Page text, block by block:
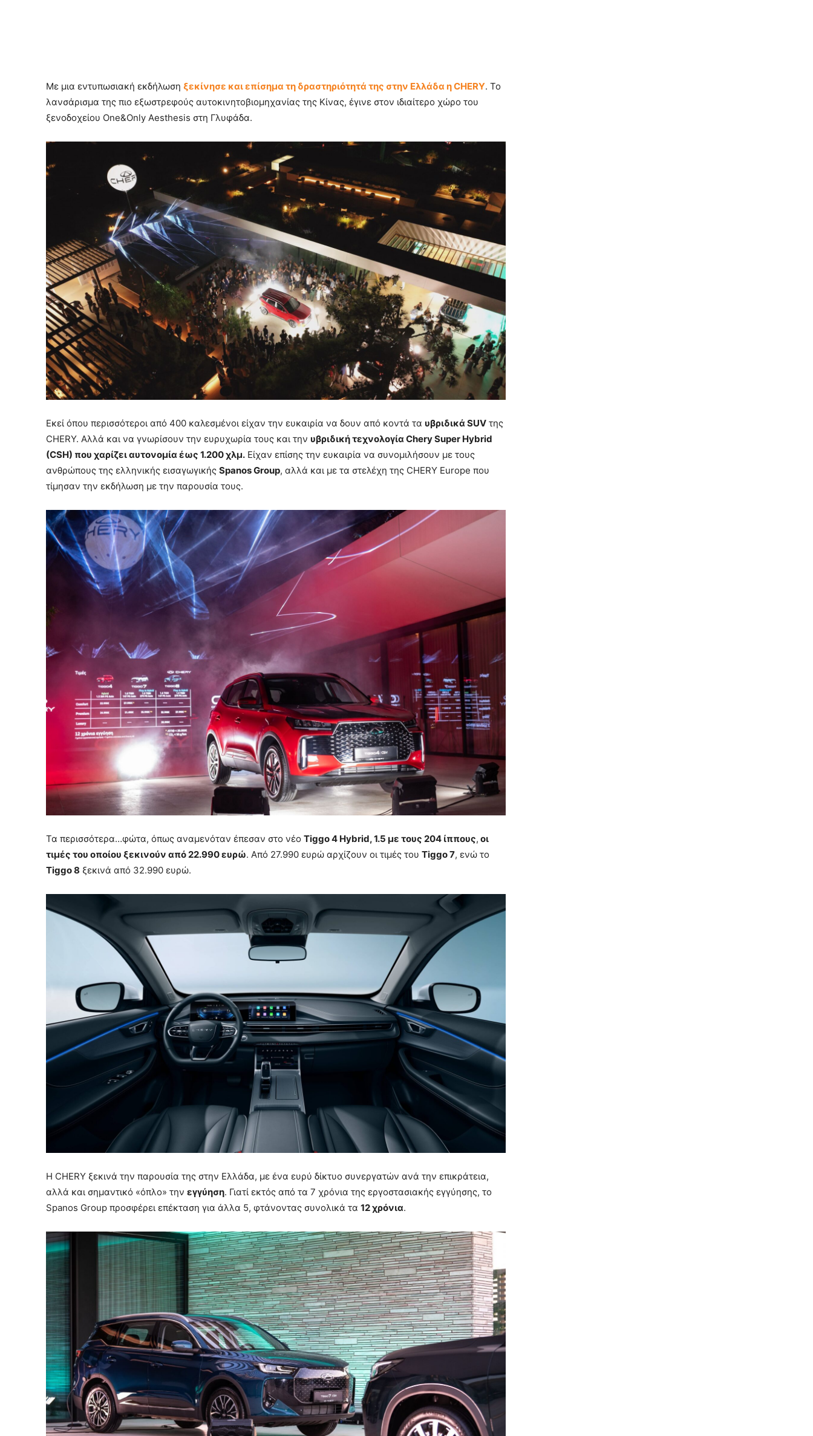
Με μια εντυπωσιακή εκδήλωση ξεκίνησε και επίσημα τη δραστηριότητά της στην Ελλάδα η CHERY. Το
λανσάρισμα της πιο εξωστρεφούς αυτοκινητοβιομηχανίας της Κίνας, έγινε στον ιδιαίτερο χώρο του
ξενοδοχείου One&Only Aesthesis στη Γλυφάδα.
Εκεί όπου περισσότεροι από 400 καλεσμένοι είχαν την ευκαιρία να δουν από κοντά τα υβριδικά SUVτης
CHERY. Αλλά και να γνωρίσουν την ευρυχωρία τους και την υβριδική τεχνολογία Chery Super Hybrid
(CSH) που χαρίζει αυτονομία έως 1.200 χλμ.Είχαν επίσης την ευκαιρία να συνομιλήσουν με τους
ανθρώπους της ελληνικής εισαγωγικής Spanos Group, αλλά και με τα στελέχη της CHERY Europe που
τίμησαν την εκδήλωση με την παρουσία τους.
Τα περισσότερα…φώτα, όπως αναμενόταν έπεσαν στο νέο Tiggo 4 Hybrid, 1.5 με τους 204 ίππους, οι
τιμές του οποίου ξεκινούν από 22.990 ευρώ. Από 27.990 ευρώ αρχίζουν οι τιμές του Tiggo 7, ενώ το
Tiggo 8 ξεκινά από 32.990 ευρώ.
Η CHERY ξεκινά την παρουσία της στην Ελλάδα, με ένα ευρύ δίκτυο συνεργατών ανά την επικράτεια,
αλλά και σημαντικό «όπλο» την εγγύηση. Γιατί εκτός από τα 7 χρόνια της εργοστασιακής εγγύησης, το
Spanos Group προσφέρει επέκταση για άλλα 5, φτάνοντας συνολικά τα 12 χρόνια.